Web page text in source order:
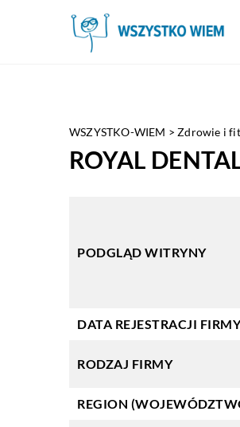
WSZYSTKO-WIEM >Zdrowie i
ROYAL
PODGLĄD WITRYNY
DATA REJESTRACJI FIRMY
RODZAJ FIRMY
REGION